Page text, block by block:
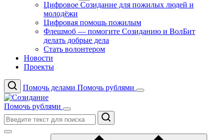
Цифровое Созидание для пожилых людей и
молодёжи
Цифровая помощь пожилым
Флешмоб — помогите Созиданию и ВолБит
делать добрые дела
Стать волонтером
Новости
Проекты
Помочь делами Помочь рублями
Помочь рублями
Поиск